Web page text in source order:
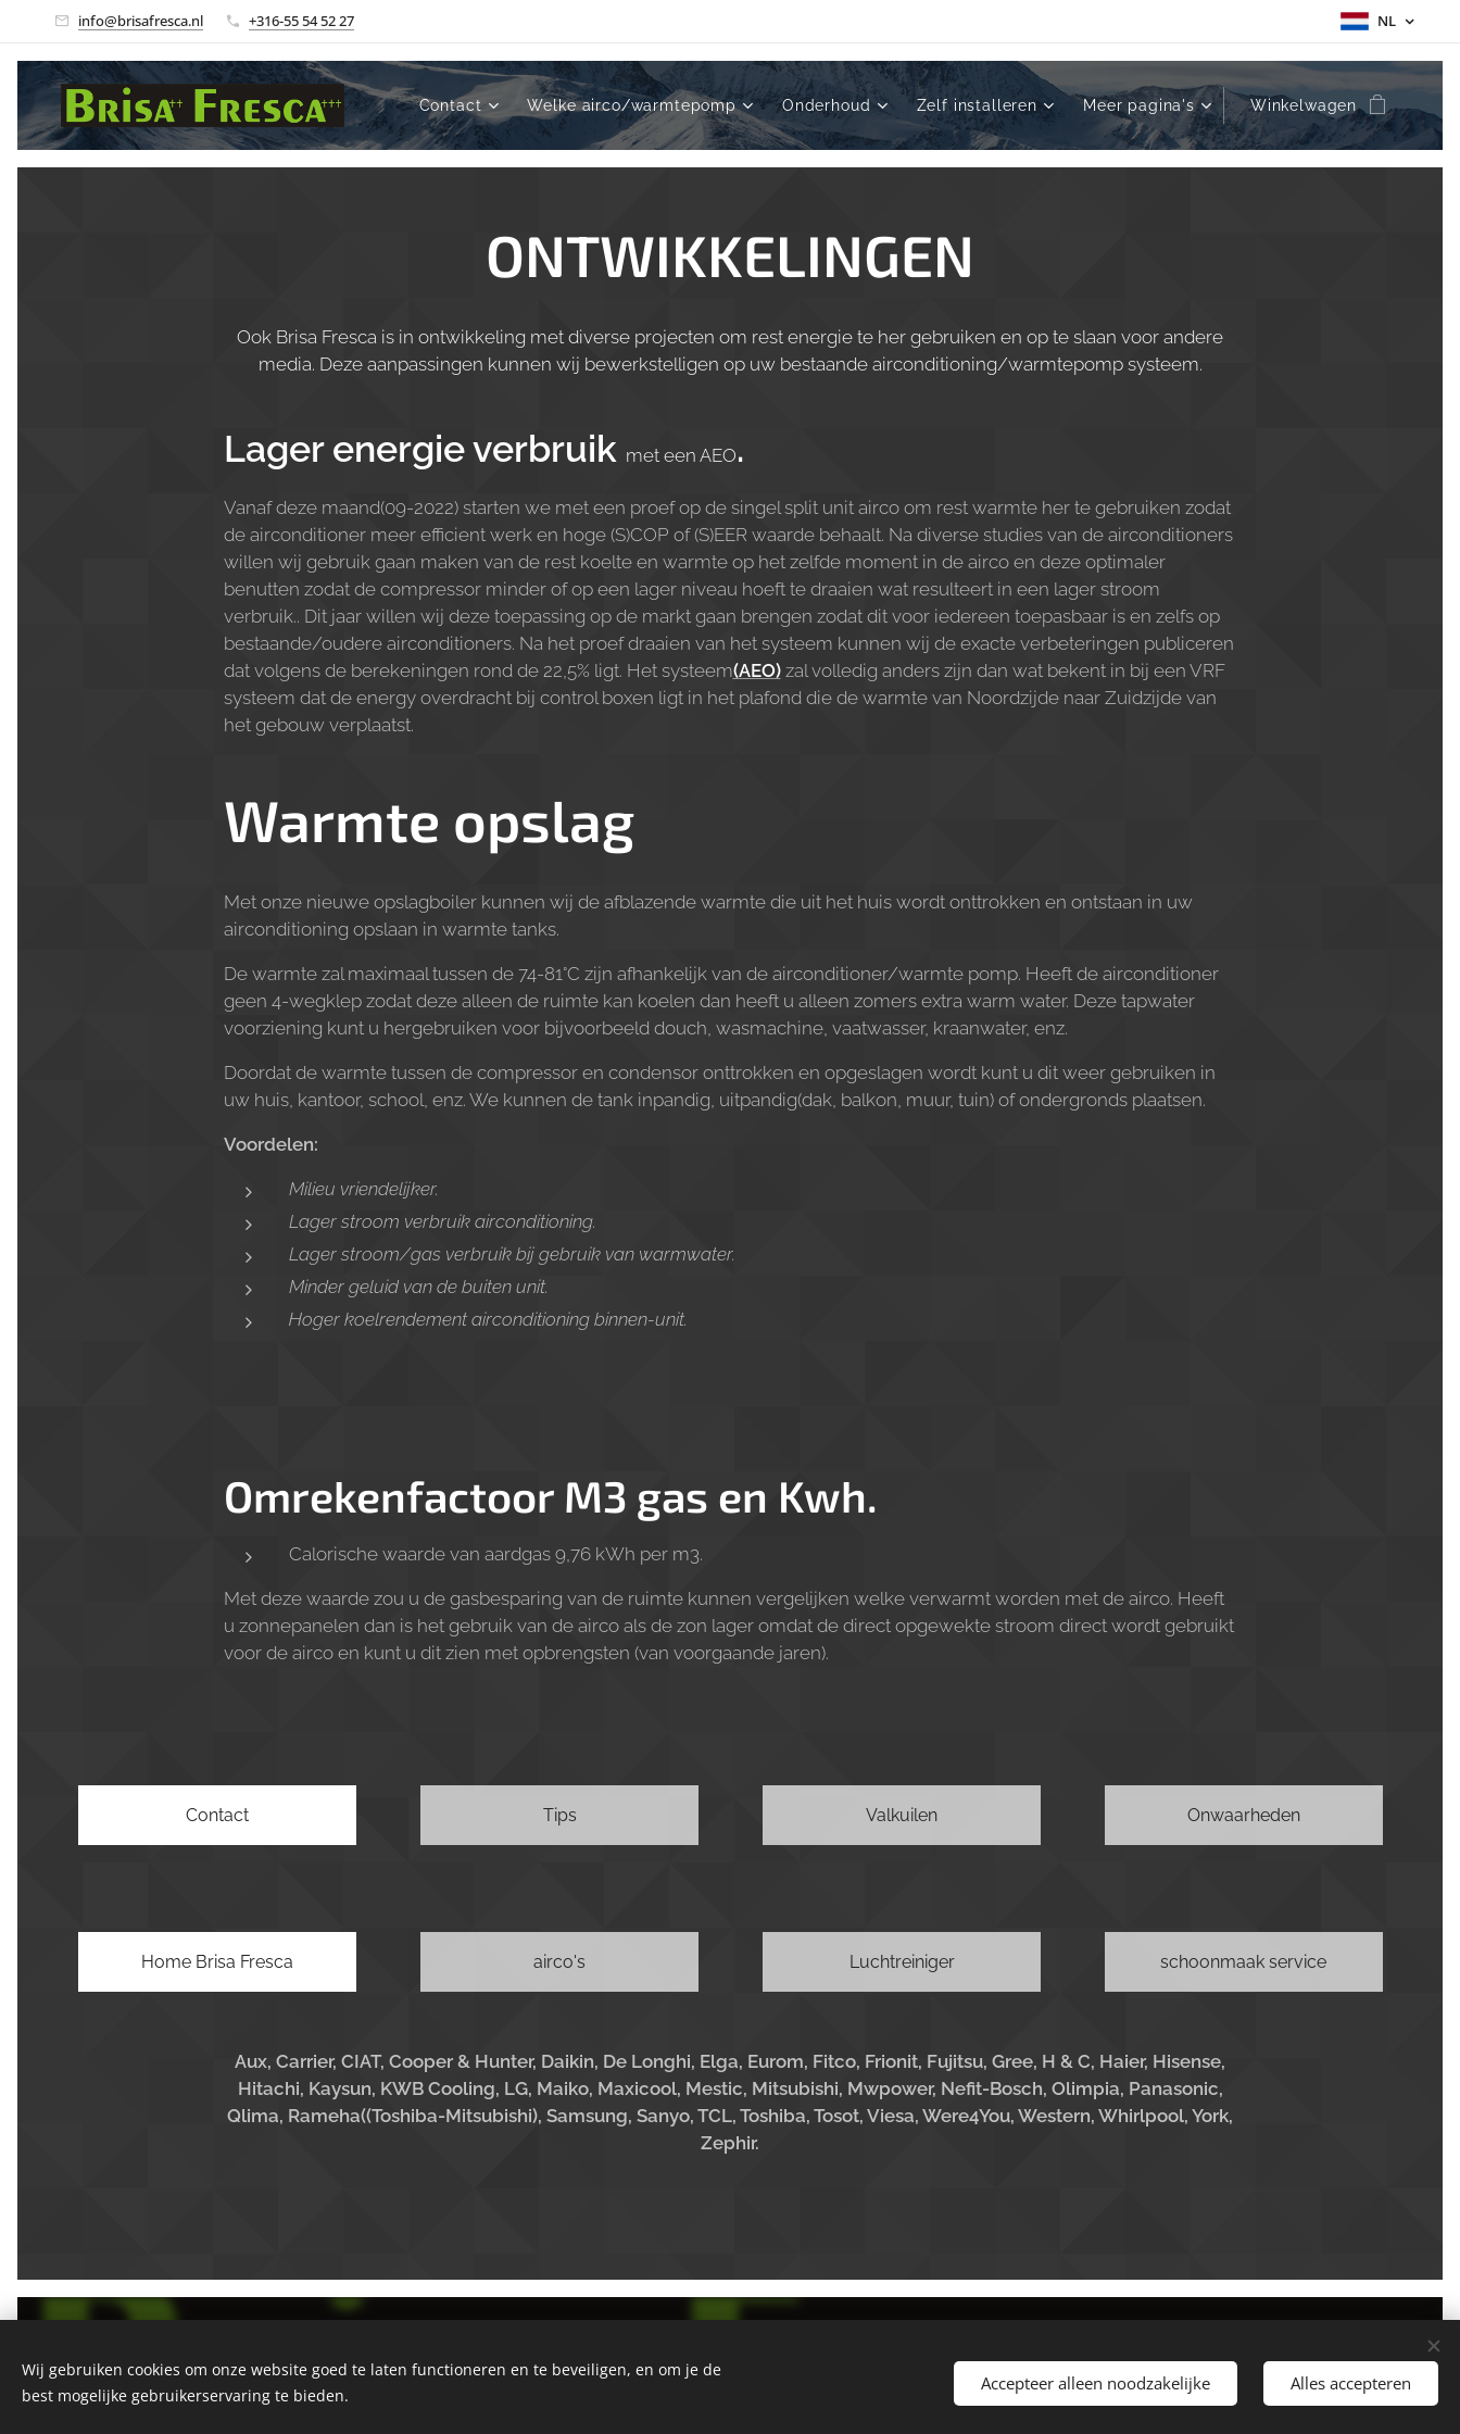
info@brisafresca.nl +316-55 54 52 27 NL
Contact Welke airco/warmtepomp Onderhoud Zelf installeren Meer pagina's Winkelwagen
ONTWIKKELINGEN
Ook Brisa Fresca is in ontwikkeling met diverse projecten om rest energie te her gebruiken en op te slaan voor andere
media. Deze aanpassingen kunnen wij bewerkstelligen op uw bestaande airconditioning/warmtepomp systeem.
Lager energie verbruik met een AEO.
Vanaf deze maand(09-2022) starten we met een proef op de singel split unit airco om rest warmte her te gebruiken zodat
de airconditioner meer efficient werk en hoge (S)COP of (S)EER waarde behaalt. Na diverse studies van de airconditioners
willen wij gebruik gaan maken van de rest koelte en warmte op het zelfde moment in de airco en deze optimaler
benutten zodat de compressor minder of op een lager niveau hoeft te draaien wat resulteert in een lager stroom
verbruik.. Dit jaar willen wij deze toepassing op de markt gaan brengen zodat dit voor iedereen toepasbaar is en zelfs op
bestaande/oudere airconditioners. Na het proef draaien van het systeem kunnen wij de exacte verbeteringen publiceren
dat volgens de berekeningen rond de 22,5% ligt. Het systeem(AEO)zal volledig anders zijn dan wat bekent in bij een VRF
systeem dat de energy overdracht bij control boxen ligt in het plafond die de warmte van Noordzijde naar Zuidzijde van
het gebouw verplaatst.
Warmte opslag
Met onze nieuwe opslagboiler kunnen wij de afblazende warmte die uit het huis wordt onttrokken en ontstaan in uw
airconditioning opslaan in warmte tanks.
De warmte zal maximaal tussen de 74-81°C zijn afhankelijk van de airconditioner/warmte pomp. Heeft de airconditioner
geen 4-wegklep zodat deze alleen de ruimte kan koelen dan heeft u alleen zomers extra warm water. Deze tapwater
voorziening kunt u hergebruiken voor bijvoorbeeld douch, wasmachine, vaatwasser, kraanwater, enz.
Doordat de warmte tussen de compressor en condensor onttrokken en opgeslagen wordt kunt u dit weer gebruiken in
uw huis, kantoor, school, enz. We kunnen de tank inpandig, uitpandig(dak, balkon, muur, tuin) of ondergronds plaatsen.
Voordelen:
Milieu vriendelijker.
Lager stroom verbruik airconditioning.
Lager stroom/gas verbruik bij gebruik van warmwater.
Minder geluid van de buiten unit.
Hoger koelrendement airconditioning binnen-unit.
Omrekenfactoor M3 gas en Kwh.
Calorische waarde van aardgas 9,76 kWh per m3.
Met deze waarde zou u de gasbesparing van de ruimte kunnen vergelijken welke verwarmt worden met de airco. Heeft
u zonnepanelen dan is het gebruik van de airco als de zon lager omdat de direct opgewekte stroom direct wordt gebruikt
voor de airco en kunt u dit zien met opbrengsten (van voorgaande jaren).
Contact Tips Valkuilen Onwaarheden
Home Brisa Fresca airco's Luchtreiniger schoonmaak service
Aux, Carrier, CIAT, Cooper & Hunter, Daikin, De Longhi, Elga, Eurom, Fitco, Frionit, Fujitsu, Gree, H & C, Haier, Hisense,
Hitachi, Kaysun, KWB Cooling, LG, Maiko, Maxicool, Mestic, Mitsubishi, Mwpower, Nefit-Bosch, Olimpia, Panasonic,
Qlima, Rameha((Toshiba-Mitsubishi), Samsung, Sanyo, TCL, Toshiba, Tosot, Viesa, Were4You, Western, Whirlpool, York,
Zephir.
Alle rechten voorbehouden 1996-2026
Wekelijks geüpdatet
Cookies
Talen
Nederlands English
Wij gebruiken cookies om onze website goed te laten functioneren en te beveiligen, en om je de
best mogelijke gebruikerservaring te bieden.
Accepteer alleen noodzakelijke Alles accepteren